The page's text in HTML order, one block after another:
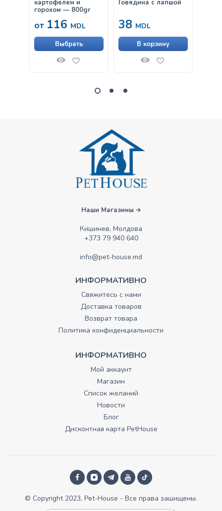
картофелем и
горохом — 800gr
от 116 MDL
Выбрать
Говядина с лапшой
38 MDL
В корзину
Наши Магазины
Кишинев, Молдова
+373 79 940 640
info@pet-house.md
ИНФОРМАТИВНО
Свяжитесь с нами
Доставка товаров
Возврат товара
Политика конфиденциальности
ИНФОРМАТИВНО
Мой аккаунт
Магазин
Список желаний
Новости
Блог
Дисконтная карта PetHouse
© Copyright 2023, Pet-House - Все права зашищены.